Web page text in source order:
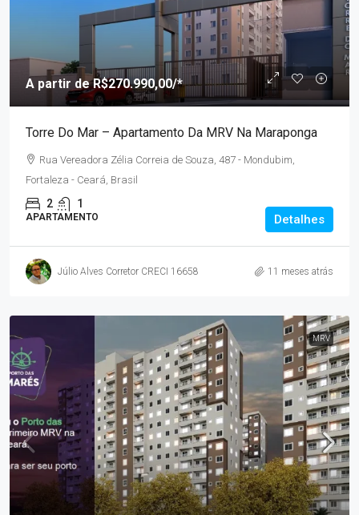
A partir deR$270.990,00/*
Torre Do Mar – Apartamento Da MRV Na Maraponga
Rua Vereadora Zélia Correia de Souza, 487 - Mondubim,
Fortaleza - Ceará, Brasil
2 1
APARTAMENTO Detalhes
Júlio Alves Corretor CRECI 16658 11 meses atrás
MRV